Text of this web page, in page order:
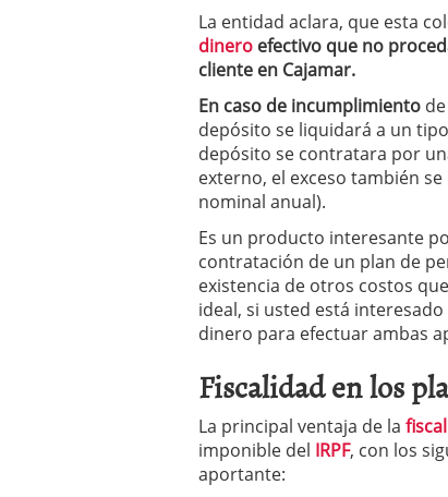
La entidad aclara, que esta
dinero efectivo que no
cliente en Cajamar.
En caso de incumplimiento
depósito se liquidará a un
depósito se contratara por
externo, el exceso también
nominal anual).
Es un producto interesante
contratación de un plan de
existencia de otros costos
ideal, si usted está
dinero para efectuar ambas
Fiscalidad en los
La principal ventaja de la
imponible del IRPF, con los
aportante: